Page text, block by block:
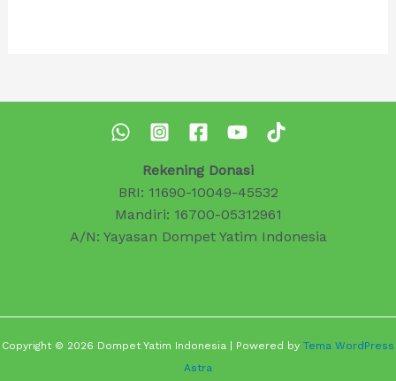
Rekening Donasi
BRI: 11690-10049-45532
Mandiri: 16700-05312961
A/N: Yayasan Dompet Yatim Indonesia
Copyright © 2026 Dompet Yatim Indonesia | Powered by Tema WordPress
Astra